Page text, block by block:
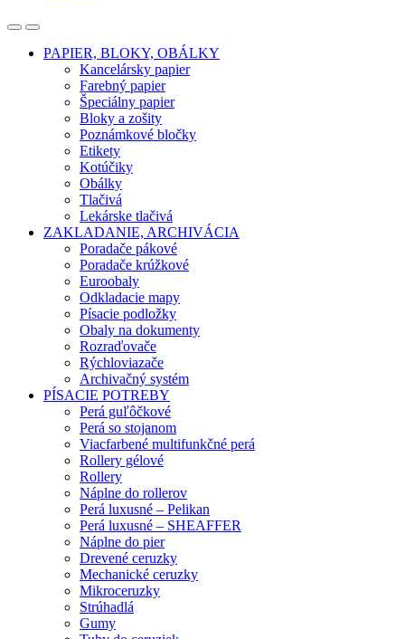
OpenClose
PAPIER, BLOKY, OBÁLKY
Kancelársky papier
Farebný papier
Špeciálny papier
Bloky a zošity
Poznámkové bločky
Etikety
Kotúčiky
Obálky
Tlačivá
Lekárske tlačivá
ZAKLADANIE, ARCHIVÁCIA
Poradače pákové
Poradače krúžkové
Euroobaly
Odkladacie mapy
Písacie podložky
Obaly na dokumenty
Rozraďovače
Rýchloviazače
Archivačný systém
PÍSACIE POTREBY
Perá guľôčkové
Perá so stojanom
Viacfarbené multifunkčné perá
Rollery gélové
Rollery
Náplne do rollerov
Perá luxusné – Pelikan
Perá luxusné – SHEAFFER
Náplne do pier
Drevené ceruzky
Mechanické ceruzky
Mikroceruzky
Strúhadlá
Gumy